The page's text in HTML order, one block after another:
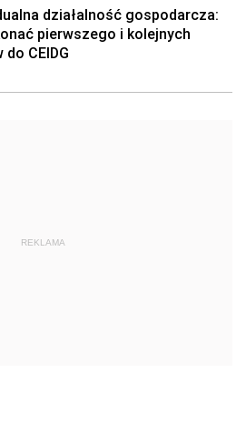
działalność gospodarcza:
pierwszego i kolejnych
CEIDG
REKLAMA